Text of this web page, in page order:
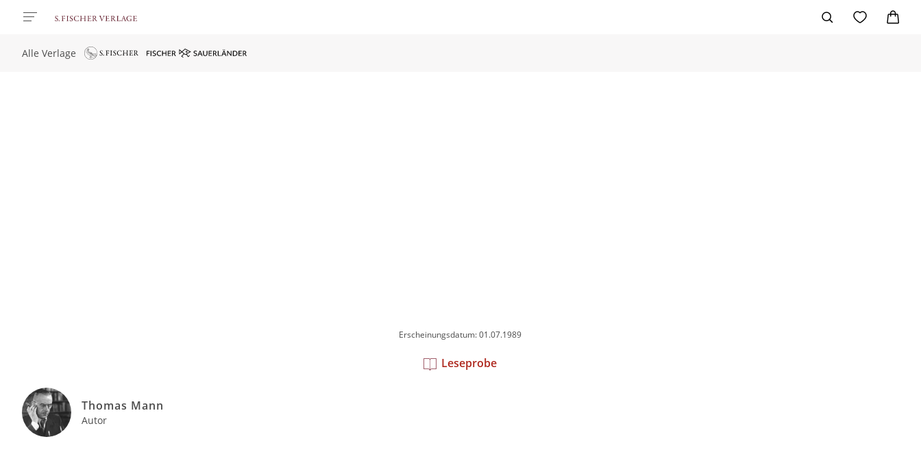
Alle Verlage
Erscheinungsdatum: 01.07.1989
Leseprobe
Thomas Mann
Autor